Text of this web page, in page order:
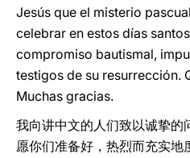
Jesús que el misterio
celebrar en estos días
compromiso bautismal,
testigos de su resurrección.
Muchas gracias.
我向讲中文的人们致以诚挚的
愿你们准备好，热烈而充实